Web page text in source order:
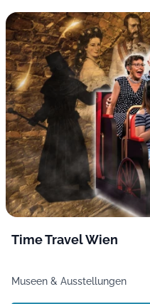
Time Travel Wien
Museen & Ausstellungen